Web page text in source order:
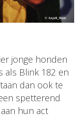
jonge honden
als Blink 182 en
dan ook te
spetterend
hun act